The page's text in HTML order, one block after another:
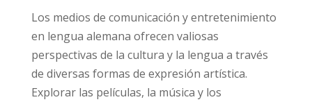
Los medios de comunicación y entretenimiento
en lengua alemana ofrecen valiosas
perspectivas de la cultura y la lengua a través
de diversas formas de expresión artística.
Explorar las películas, la música y los